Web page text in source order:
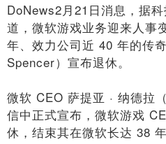
DoNews2月21日消息，据
道，微软游戏业务迎来人事
年、效力公司近 40 年的传
Spencer）宣布退休。
微软 CEO 萨提亚 · 纳德拉
信中正式宣布，微软游戏
休，结束其在微软长达 38 年